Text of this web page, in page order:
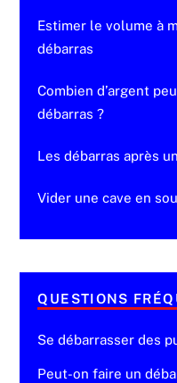
Estimer le volume à
débarras
Combien d’argent
débarras ?
Les débarras après
Vider une cave en
QUESTIONS
Se débarrasser des
Peut-on faire un